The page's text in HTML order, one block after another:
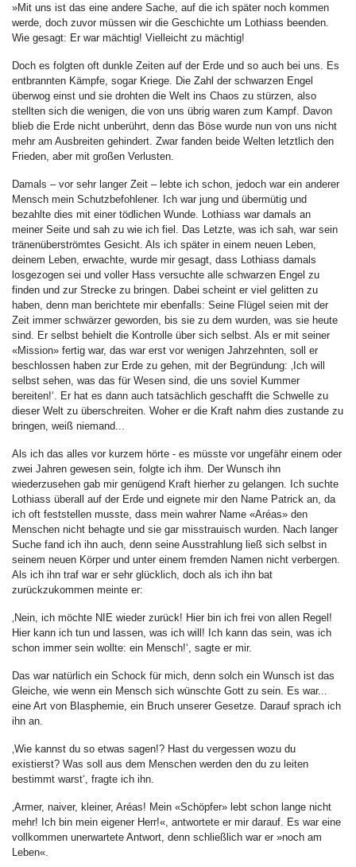
»Mit uns ist das eine andere Sache, auf die ich später noch kommen
werde, doch zuvor müssen wir die Geschichte um Lothiass beenden.
Wie gesagt: Er war mächtig! Vielleicht zu mächtig!
Doch es folgten oft dunkle Zeiten auf der Erde und so auch bei uns. Es
entbrannten Kämpfe, sogar Kriege. Die Zahl der schwarzen Engel
überwog einst und sie drohten die Welt ins Chaos zu stürzen, also
stellten sich die wenigen, die von uns übrig waren zum Kampf. Davon
blieb die Erde nicht unberührt, denn das Böse wurde nun von uns nicht
mehr am Ausbreiten gehindert. Zwar fanden beide Welten letztlich den
Frieden, aber mit großen Verlusten.
Damals – vor sehr langer Zeit – lebte ich schon, jedoch war ein anderer
Mensch mein Schutzbefohlener. Ich war jung und übermütig und
bezahlte dies mit einer tödlichen Wunde. Lothiass war damals an
meiner Seite und sah zu wie ich fiel. Das Letzte, was ich sah, war sein
tränenüberströmtes Gesicht. Als ich später in einem neuen Leben,
deinem Leben, erwachte, wurde mir gesagt, dass Lothiass damals
losgezogen sei und voller Hass versuchte alle schwarzen Engel zu
finden und zur Strecke zu bringen. Dabei scheint er viel gelitten zu
haben, denn man berichtete mir ebenfalls: Seine Flügel seien mit der
Zeit immer schwärzer geworden, bis sie zu dem wurden, was sie heute
sind. Er selbst behielt die Kontrolle über sich selbst. Als er mit seiner
«Mission» fertig war, das war erst vor wenigen Jahrzehnten, soll er
beschlossen haben zur Erde zu gehen, mit der Begründung: ‚Ich will
selbst sehen, was das für Wesen sind, die uns soviel Kummer
bereiten!‘. Er hat es dann auch tatsächlich geschafft die Schwelle zu
dieser Welt zu überschreiten. Woher er die Kraft nahm dies zustande zu
bringen, weiß niemand...
Als ich das alles vor kurzem hörte - es müsste vor ungefähr einem oder
zwei Jahren gewesen sein, folgte ich ihm. Der Wunsch ihn
wiederzusehen gab mir genügend Kraft hierher zu gelangen. Ich suchte
Lothiass überall auf der Erde und eignete mir den Name Patrick an, da
ich oft feststellen musste, dass mein wahrer Name «Aréas» den
Menschen nicht behagte und sie gar misstrauisch wurden. Nach langer
Suche fand ich ihn auch, denn seine Ausstrahlung ließ sich selbst in
seinem neuen Körper und unter einem fremden Namen nicht verbergen.
Als ich ihn traf war er sehr glücklich, doch als ich ihn bat
zurückzukommen meinte er:
‚Nein, ich möchte NIE wieder zurück! Hier bin ich frei von allen Regel!
Hier kann ich tun und lassen, was ich will! Ich kann das sein, was ich
schon immer sein wollte: ein Mensch!‘, sagte er mir.
Das war natürlich ein Schock für mich, denn solch ein Wunsch ist das
Gleiche, wie wenn ein Mensch sich wünschte Gott zu sein. Es war...
eine Art von Blasphemie, ein Bruch unserer Gesetze. Darauf sprach ich
ihn an.
‚Wie kannst du so etwas sagen!? Hast du vergessen wozu du
existierst? Was soll aus dem Menschen werden den du zu leiten
bestimmt warst‘, fragte ich ihn.
‚Armer, naiver, kleiner, Aréas! Mein «Schöpfer» lebt schon lange nicht
mehr! Ich bin mein eigener Herr!«, antwortete er mir darauf. Es war eine
vollkommen unerwartete Antwort, denn schließlich war er »noch am
Leben«.